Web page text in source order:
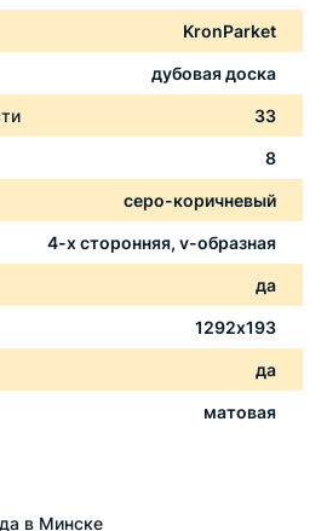
KronParket
дубовая доска
33
8
серо-коричневый
4-х сторонняя, v-образная
да
1292х193
да
матовая
в Минске